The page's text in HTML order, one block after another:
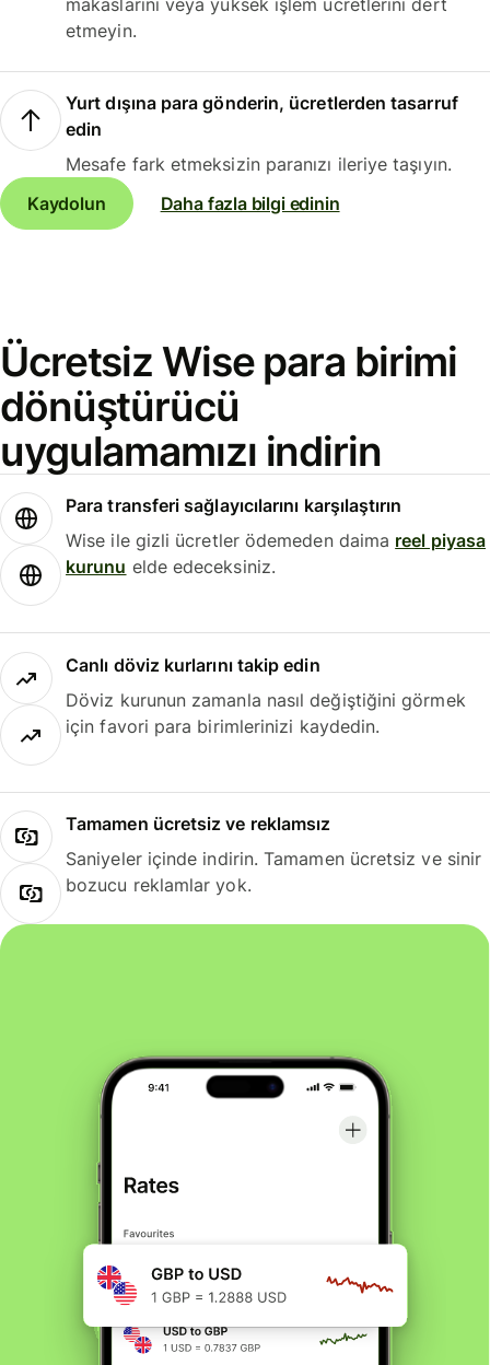
makaslarını veya yüksek işlem ücretlerini dert
etmeyin.
Yurt dışına para gönderin, ücretlerden tasarruf
edin
Mesafe fark etmeksizin paranızı ileriye taşıyın.
Kaydolun
Daha fazla bilgi edinin
Ücretsiz Wise para birimi
dönüştürücü
uygulamamızı indirin
Para transferi sağlayıcılarını karşılaştırın
Wise ile gizli ücretler ödemeden daima reel piyasa
kurunu elde edeceksiniz.
Canlı döviz kurlarını takip edin
Döviz kurunun zamanla nasıl değiştiğini görmek
için favori para birimlerinizi kaydedin.
Tamamen ücretsiz ve reklamsız
Saniyeler içinde indirin. Tamamen ücretsiz ve sinir
bozucu reklamlar yok.